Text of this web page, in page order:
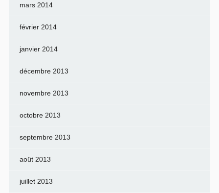
mars 2014
février 2014
janvier 2014
décembre 2013
novembre 2013
octobre 2013
septembre 2013
août 2013
juillet 2013